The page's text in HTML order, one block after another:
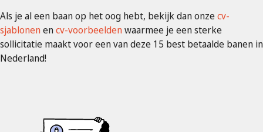
Als je al een baan op het oog hebt, bekijk dan onzecv-
sjablonenencv-voorbeeldenwaarmee je een sterke
sollicitatie maakt voor een van deze 15 best betaalde banen in
Nederland!